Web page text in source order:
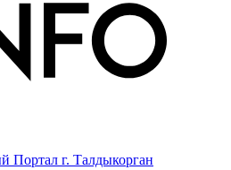
г. Талдыкорган